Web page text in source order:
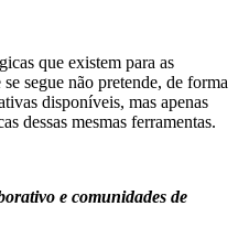
que existem para as
segue não pretende, de forma
disponíveis, mas apenas
dessas mesmas ferramentas.
e comunidades de